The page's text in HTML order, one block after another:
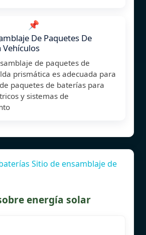
📌
De Paquetes De
Vehículos
de paquetes de
prismática es adecuada para
paquetes de baterías para
y sistemas de
Sitio de ensamblaje de
energía solar